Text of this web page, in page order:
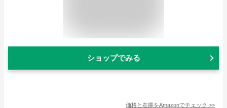
ショップでみる
価格と在庫をAmazonでチェック >>